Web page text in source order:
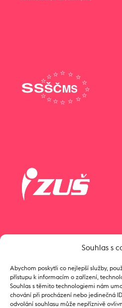
Souhlas s
Abychom poskytli co nejlepší služby,
přístupu k informacím o zařízení,
Souhlas s těmito technologiemi nám
chování při procházení nebo jedinečná
odvolání souhlasu může nepříznivě